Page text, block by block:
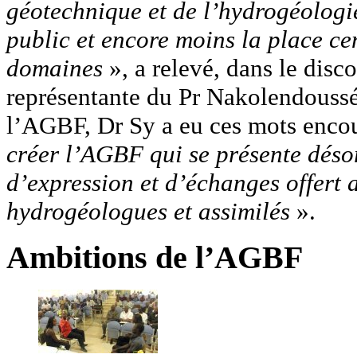
géotechnique et de
public et encore moins la place
domaines », a relevé, dans le
représentante du Pr
l’AGBF, Dr Sy a eu ces mots
créer l’AGBF qui se présente
d’expression et d’échanges
hydrogéologues et assimilés ».
Ambitions de l’AGBF